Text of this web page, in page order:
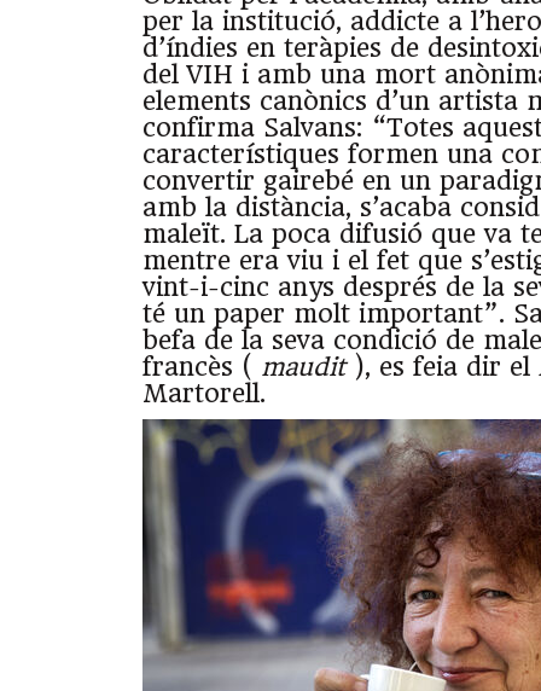
per la institució, addicte a
d’índies en teràpies de
del VIH i amb una mort
elements canònics d’un artista
confirma Salvans: “Totes
característiques formen una
convertir gairebé en un
amb la distància, s’acaba
maleït. La poca difusió que va
mentre era viu i el fet que
vint-i-cinc anys després de la
té un paper molt important”.
befa de la seva condició de
francès ( maudit), es feia dir el
Martorell.